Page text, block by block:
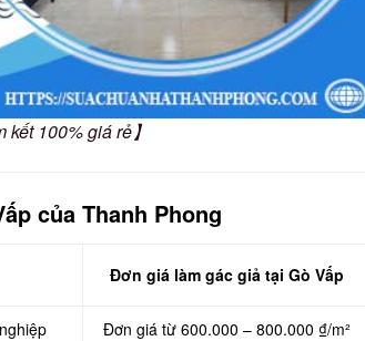
100% giá rẻ】
của Thanh Phong
Đơn giá làm gác giả tại Gò Vấp
Đơn giá từ 600.000 – 800.000 ₫/m²